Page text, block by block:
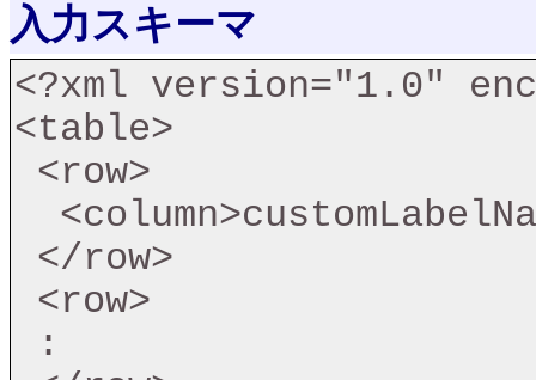
入力スキーマ
<?xml version="1.0"
<table>